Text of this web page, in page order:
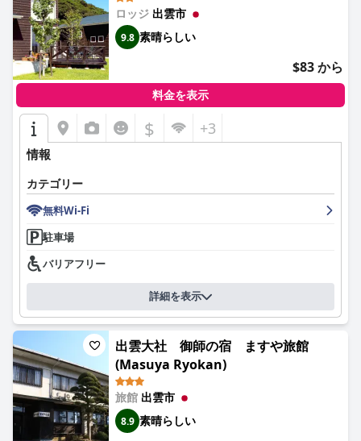
ロッジ 出雲市
9.8 素晴らしい
$83 から
料金を表示
$ +3
情報
カテゴリー
無料Wi-Fi
駐車場
バリアフリー
詳細を表示
出雲大社 御師の宿 ますや旅館
(Masuya Ryokan)
旅館 出雲市
8.9 素晴らしい